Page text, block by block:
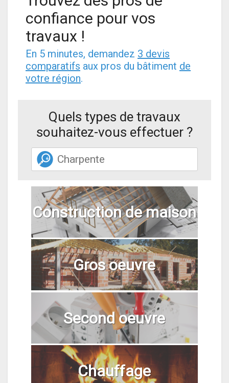
confiance pour vos
travaux !
En 5 minutes, demandez 3 devis
comparatifs aux pros du bâtiment de
votre région.
Quels types de travaux
souhaitez-vous effectuer ?
Construction de maison
Gros oeuvre
Second oeuvre
Chauffage